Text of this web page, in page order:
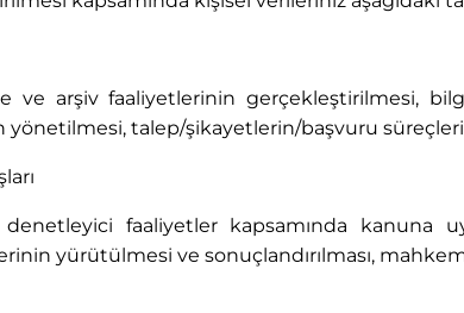
ve arşiv faaliyetlerinin gerçekleştirilmesi,
talep/şikayetlerin/başvuru
faaliyetler kapsamında kanuna
yürütülmesi ve sonuçlandırılması,